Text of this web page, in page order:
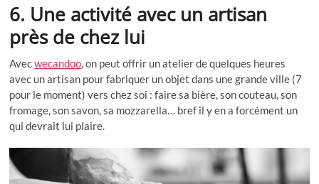
6. Une activité avec un artisan
près de chez lui
Avecwecandoo, on peut offrir un atelier de quelques heures
avec un artisan pour fabriquer un objet dans une grande ville (7
pour le moment) vers chez soi : faire sa bière, son couteau, son
fromage, son savon, sa mozzarella… bref il y en a forcément un
qui devrait lui plaire.